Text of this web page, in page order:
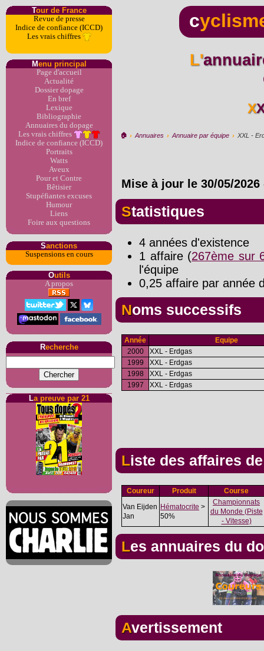
Tour de France
Revue de presse
Indice de confiance (ICCD)
Les vrais chiffres
Menu principal
Page d'accueil
Actualité
Dossier dopage
En bref
Lexique
Bibliographie
Annuaires du dopage
Les vrais chiffres
Indice de confiance (ICCD)
Portraits
Watts
Aveux
Pour et Contre
Bêtisier
Stupéfiantes excuses
Humour
Liens
Foire aux questions
Sanctions
Suspensions en cours
Outils
A propos
Recherche
La preuve par 21
c
L'annuaire du dopage par
🏠︎ › Annuaires › Annuaire par équipe › XXL -
Mise à jour le 30/05/2026
Statistiques
4 années d'existence
1 affaire (267ème sur
l'équipe
0,25 affaire par année
Noms successifs
Année
Equipe
2000
XXL - Erdgas
1999
XXL - Erdgas
1998
XXL - Erdgas
1997
XXL - Erdgas
Liste des affaires
Coureur Produit
Course
Van Eijden
Jan
Hématocrite >
50%
Championnats
du Monde (Piste
- Vitesse)
Les annuaires du
Avertissement